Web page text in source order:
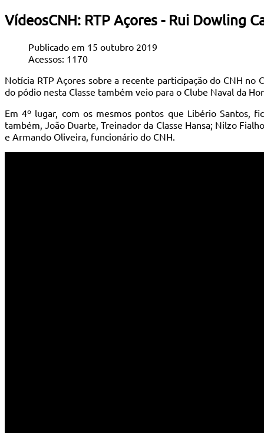
VídeosCNH: RTP Açores - Rui Dowling
Publicado em 15 outubro 2019
Acessos: 1170
Notícia RTP Açores sobre a recente participação do CNH no
do pódio nesta Classe também veio para o Clube Naval da
Em 4º lugar, com os mesmos pontos que Libério Santos,
também, João Duarte, Treinador da Classe Hansa; Nilzo
e Armando Oliveira, funcionário do CNH.